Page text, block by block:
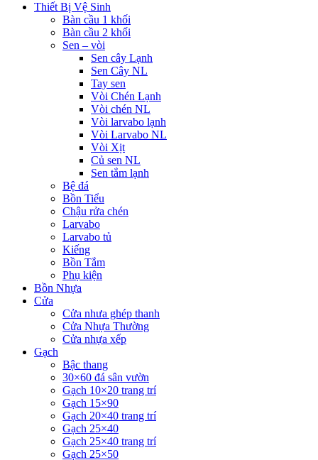
Thiết Bị Vệ Sinh
Bàn cầu 1 khối
Bàn cầu 2 khối
Sen – vòi
Sen cây Lạnh
Sen Cây NL
Tay sen
Vòi Chén Lạnh
Vòi chén NL
Vòi larvabo lạnh
Vòi Larvabo NL
Vòi Xịt
Củ sen NL
Sen tắm lạnh
Bệ đá
Bồn Tiểu
Chậu rửa chén
Larvabo
Larvabo tủ
Kiếng
Bồn Tắm
Phụ kiện
Bồn Nhựa
Cửa
Cửa nhưa ghép thanh
Cửa Nhựa Thường
Cửa nhựa xếp
Gạch
Bậc thang
30×60 đá sân vườn
Gạch 10×20 trang trí
Gạch 15×90
Gạch 20×40 trang trí
Gạch 25×40
Gạch 25×40 trang trí
Gạch 25×50